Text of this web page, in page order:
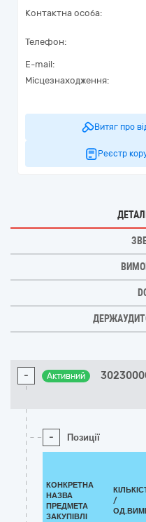
Контактна особа:
Телефон:
E-mail:
Місцезнаходження:
Витяг про
Реєстр
- Активний
- Позиції
КОНКРЕТНА
НАЗВА
ПРЕДМЕТА
ЗАКУПІВЛІ
/